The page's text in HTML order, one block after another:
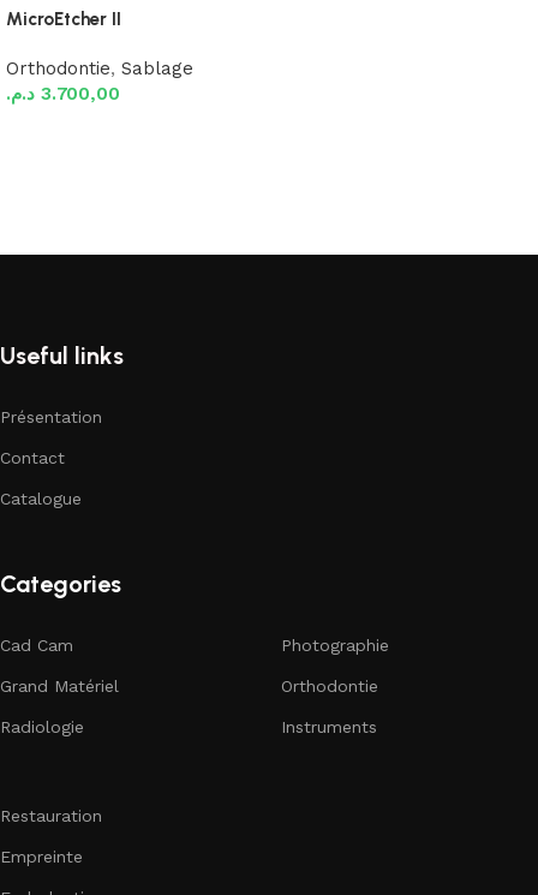
MicroEtcher II
Orthodontie, Sablage
3.700,00 د.م.
Useful links
Présentation
Contact
Catalogue
Categories
Cad Cam
Grand Matériel
Radiologie
Photographie
Orthodontie
Instruments
Restauration
Empreinte